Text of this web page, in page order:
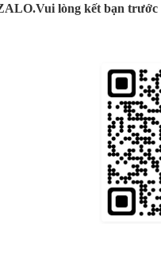
Vui lòng kết bạn trước